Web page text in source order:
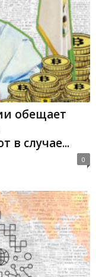
обещает
в случае...
0